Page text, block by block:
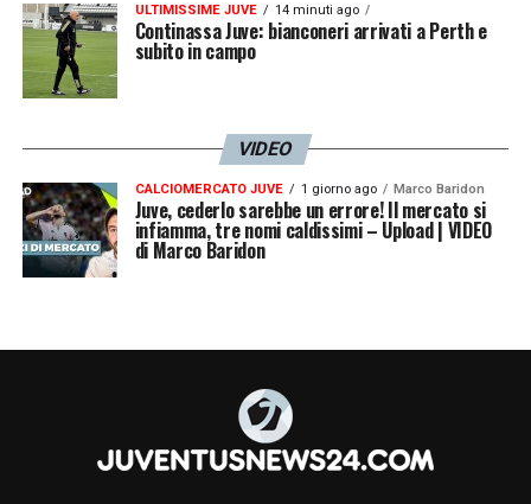
ULTIMISSIME JUVE 14 minuti ago
Continassa Juve: bianconeri arrivati a Perth e
subito in campo
VIDEO
CALCIOMERCATO JUVE 1 giorno ago Marco Baridon
Juve, cederlo sarebbe un errore! Il mercato si
infiamma, tre nomi caldissimi – Upload | VIDEO
di Marco Baridon